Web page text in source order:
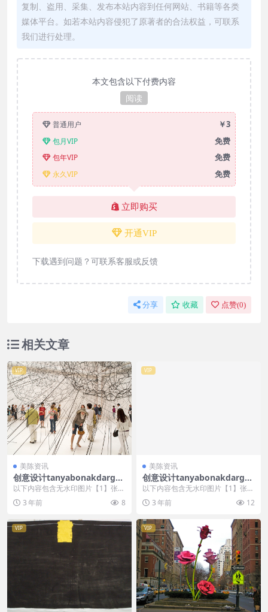
复制、盗用、采集、发布本站内容到任何网站、书籍等各类
媒体平台。如若本站内容侵犯了原著者的合法权益，可联系
我们进行处理。
本文包含以下付费内容
阅读
普通用户 ￥3
包月VIP 免费
包年VIP 免费
永久VIP 免费
立即购买
开通VIP
下载遇到问题？可联系客服或反馈
分享 收藏 点赞(0)
相关文章
VIP
美陈资讯
创意设计tanyabonakdargall
ery美陈创意 (3260)
以下内容包含无水印图片【1】张
，开通会员无障碍浏览 开通VIP会
员 3 年前 8
VIP
美陈资讯
创意设计tanyabonakdargall
ery美陈创意 (199)
以下内容包含无水印图片【1】张
，开通会员无障碍浏览 开通VIP会
员 3 年前 12
VIP VIP